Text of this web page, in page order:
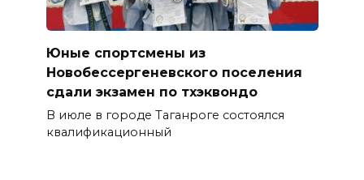
Юные спортсмены из
Новобессергеневского поселения
сдали экзамен по тхэквондо
В июле в городе Таганроге состоялся
квалификационный